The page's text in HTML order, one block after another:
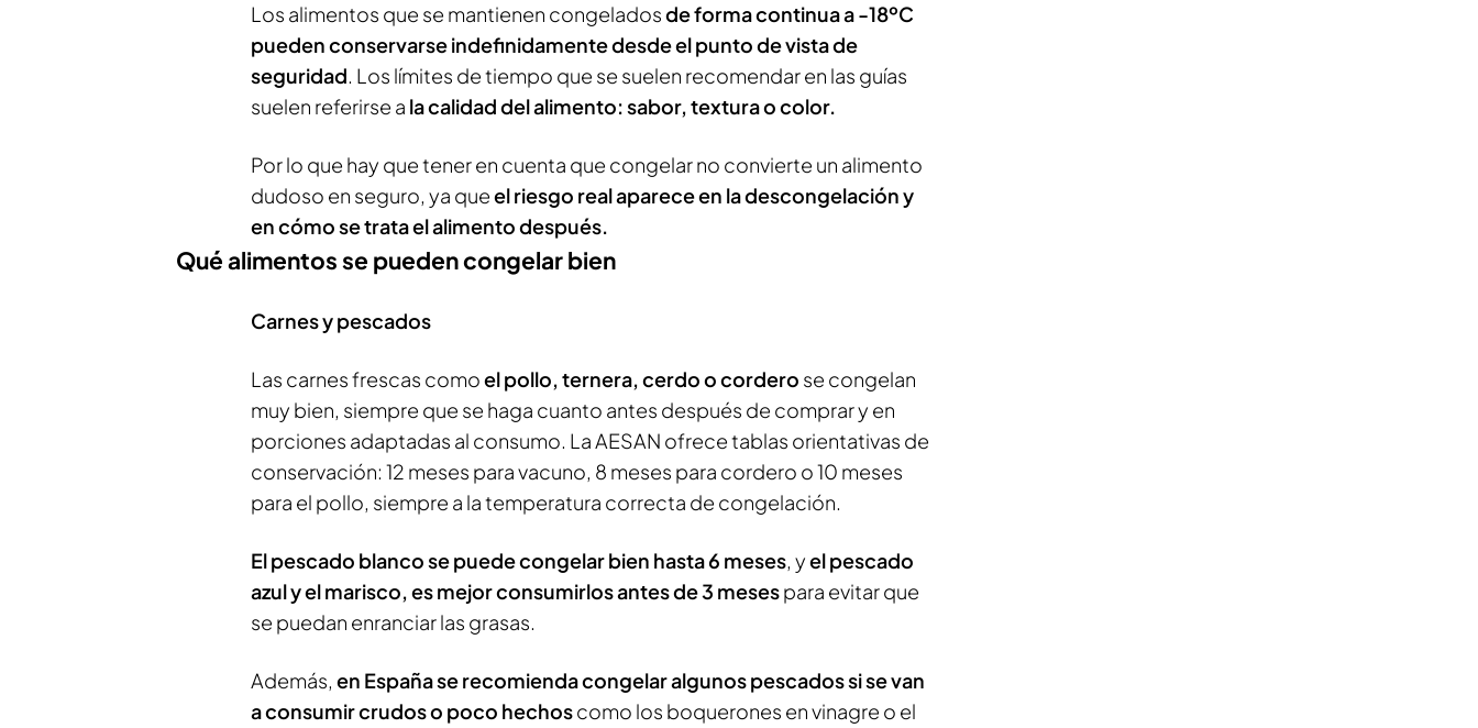
Los alimentos que se mantienen congeladosde forma continua a -18ºC
pueden conservarse indefinidamente desde el punto de vista de
seguridad. Los límites de tiempo que se suelen recomendar en las guías
suelen referirse a la calidad del alimento: sabor, textura o color.
Por lo que hay que tener en cuenta que congelar no convierte un alimento
dudoso en seguro, ya queel riesgo real aparece en la descongelación y
en cómo se trata el alimento después.
Qué alimentos se pueden congelar bien
Carnes y pescados
Las carnes frescas comoel pollo, ternera, cerdo o cordero se congelan
muy bien, siempre que se haga cuanto antes después de comprar y en
porciones adaptadas al consumo. La AESAN ofrece tablas orientativas de
conservación: 12 meses para vacuno, 8 meses para cordero o 10 meses
para el pollo, siempre a la temperatura correcta de congelación.
El pescado blanco se puede congelar bien hasta 6 meses, yel pescado
azul y el marisco, es mejor consumirlos antes de 3 mesespara evitar que
se puedan enranciar las grasas.
Además, en España se recomienda congelar algunos pescados si se van
a consumir crudos o poco hechoscomo los boquerones en vinagre o el